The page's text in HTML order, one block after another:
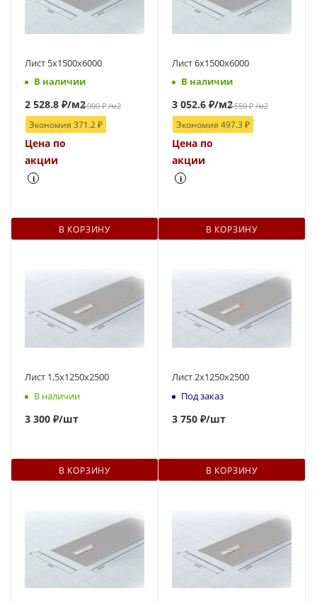
Лист 5х1500х6000
В наличии
2 900₽ /м2
2 528.8 ₽/м2
Экономия 371.2₽
Цена по
акции
i
В КОРЗИНУ
Лист 6х1500х6000
В наличии
3 550₽ /м2
3 052.6 ₽/м2
Экономия 497.3 ₽
Цена по
акции
i
В КОРЗИНУ
Лист 1,5х1250х2500
В наличии
3 300 ₽/шт
В КОРЗИНУ
Лист 2х1250х2500
Под заказ
3 750 ₽/шт
В КОРЗИНУ